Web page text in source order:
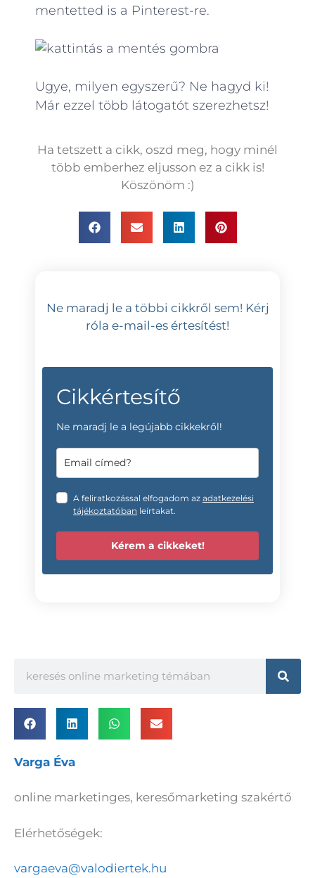
mentetted is a Pinterest-re.
Ugye, milyen egyszerű? Ne hagyd ki!
Már ezzel több látogatót szerezhetsz!
Ha tetszett a cikk, oszd meg, hogy minél
több emberhez eljusson ez a cikk is!
Köszönöm :)
Ne maradj le a többi cikkről sem! Kérj
róla e-mail-es értesítést!
Cikkértesítő
Ne maradj le a legújabb cikkekről!
A feliratkozással elfogadom az adatkezelési
tájékoztatóban leírtakat.
Kérem a cikkeket!
Varga Éva
online marketinges, keresőmarketing szakértő
Elérhetőségek:
vargaeva@valodiertek.hu